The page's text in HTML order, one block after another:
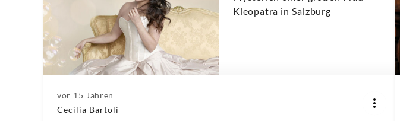
Kleopatra in Salzburg
vor 15 Jahren
Cecilia Bartoli